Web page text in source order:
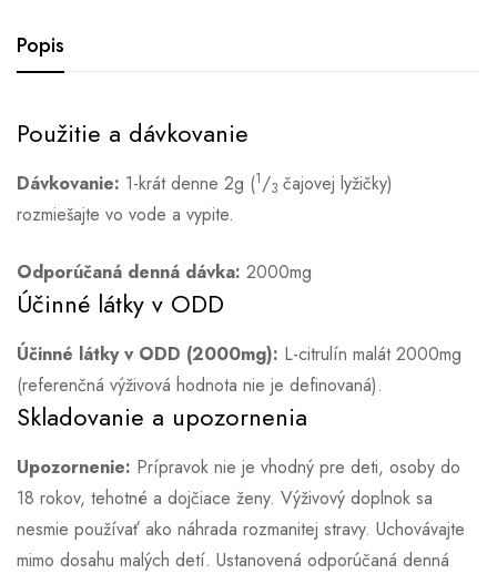
Popis
Použitie a dávkovanie
Dávkovanie: 1-krát denne 2g (1/3 čajovej lyžičky)
rozmiešajte vo vode a vypite.
Odporúčaná denná dávka: 2000mg
Účinné látky v ODD
Účinné látky v ODD (2000mg): L-citrulín malát 2000mg
(referenčná výživová hodnota nie je definovaná).
Skladovanie a upozornenia
Upozornenie: Prípravok nie je vhodný pre deti, osoby do
18 rokov, tehotné a dojčiace ženy. Výživový doplnok sa
nesmie používať ako náhrada rozmanitej stravy. Uchovávajte
mimo dosahu malých detí. Ustanovená odporúčaná denná